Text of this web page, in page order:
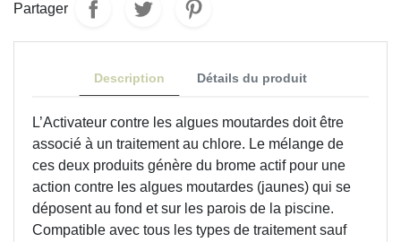
Partager
Description Détails du produit
L’Activateur contre les algues moutardes doit être
associé à un traitement au chlore. Le mélange de
ces deux produits génère du brome actif pour une
action contre les algues moutardes (jaunes) qui se
déposent au fond et sur les parois de la piscine.
Compatible avec tous les types de traitement sauf